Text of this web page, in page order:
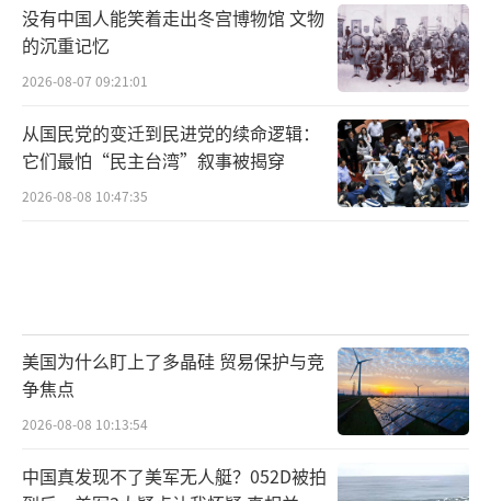
没有中国人能笑着走出冬宫博物馆 文物
的沉重记忆
2026-08-07 09:21:01
从国民党的变迁到民进党的续命逻辑：
它们最怕“民主台湾”叙事被揭穿
2026-08-08 10:47:35
美国为什么盯上了多晶硅 贸易保护与竞
争焦点
2026-08-08 10:13:54
中国真发现不了美军无人艇？052D被拍